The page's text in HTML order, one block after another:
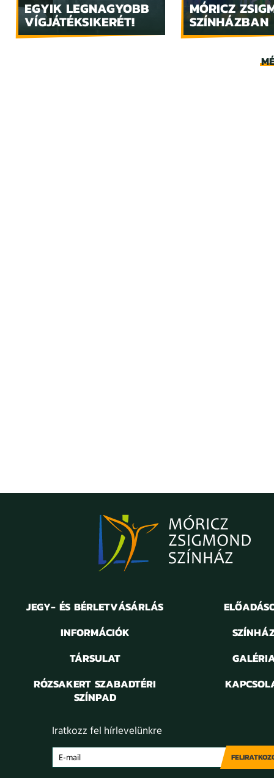
EGYIK LEGNAGYOBB
VÍGJÁTÉKSIKERÉT!
MÓRICZ
SZÍNHÁZBAN
JEGY- ÉS BÉRLETVÁSÁRLÁS
INFORMÁCIÓK
TÁRSULAT
RÓZSAKERT SZABADTÉRI
SZÍNPAD
Iratkozz fel hírlevelünkre